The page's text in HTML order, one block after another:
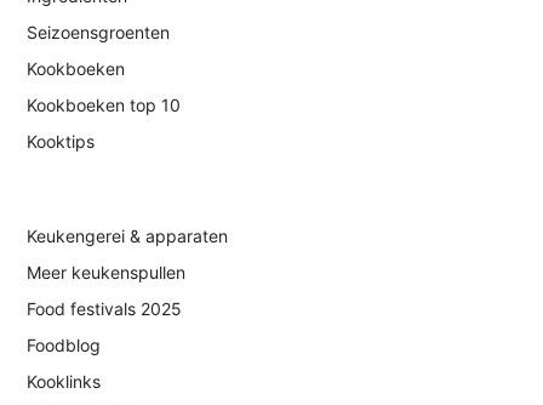
Seizoensgroenten
Kookboeken
Kookboeken top 10
Kooktips
Keukengerei & apparaten
Meer keukenspullen
Food festivals 2025
Foodblog
Kooklinks